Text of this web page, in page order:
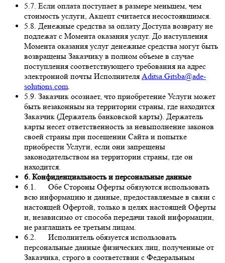
5.7. Если оплата поступает в размере меньшем, чем
стоимость услуги, Акцепт считается несостоявшимся.
5.8. Денежные средства за оплату Доступа возврату не
подлежат с Момента оказания услуг. До наступления
Момента оказания услуг денежные средства могут быть
возвращены Заказчику в полном объеме в случае
поступления соответствующего требования на адрес
электронной почты Исполнителя Aditsa.Gitsba@ade-
solutions.com.
5.9. Заказчик осознает, что приобретение Услуги может
быть незаконным на территории страны, где находится
Заказчик (Держатель банковской карты). Держатель
карты несет ответственность за невыполнение законов
своей страны при посещении Сайта и попытке
приобрести Услуги, если они запрещены
законодательством на территории страны, где он
находится.
6. Конфиденциальность и персональные данные
6.1. Обе Стороны Оферты обязуются использовать
всю информацию и данные, предоставляемые в связи с
настоящей Офертой, только в целях настоящей Оферты
и, независимо от способа передачи такой информации,
не разглашать ее третьим лицам.
6.2. Исполнитель обязуется использовать
персональные данные физических лиц, полученные от
Заказчика, строго в соответствии с Федеральным